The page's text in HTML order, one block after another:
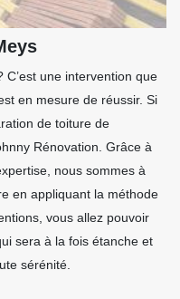
une intervention que
en mesure de réussir. Si
de toiture de
Rénovation. Grâce à
nous sommes à
en appliquant la méthode
vous allez pouvoir
sera à la fois étanche et
sérénité.